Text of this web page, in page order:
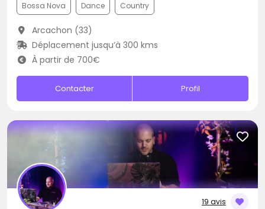
Bossa Nova Dance Country
Arcachon (33)
Déplacement jusqu’à 300 kms
À partir de 700€
Contacter Profil
19 avis